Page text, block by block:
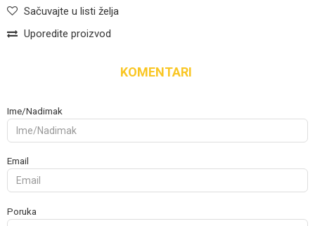
Sačuvajte u listi želja
Uporedite proizvod
KOMENTARI
Ime/Nadimak
Email
Poruka